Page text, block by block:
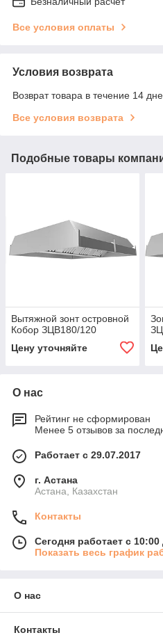
Все условия оплаты
Условия возврата
Возврат товара в течение 14
Все условия возврата
Подобные товары
Вытяжной зонт островной
Кобор ЗЦВ180/120
Цену уточняйте
О нас
Рейтинг не сформирован
Менее 5 отзывов за
Работает с 29.07.2017
г. Астана
Астана, Казахстан
Контакты
Сегодня работает с 10:00
Показать весь график
О нас
Контакты